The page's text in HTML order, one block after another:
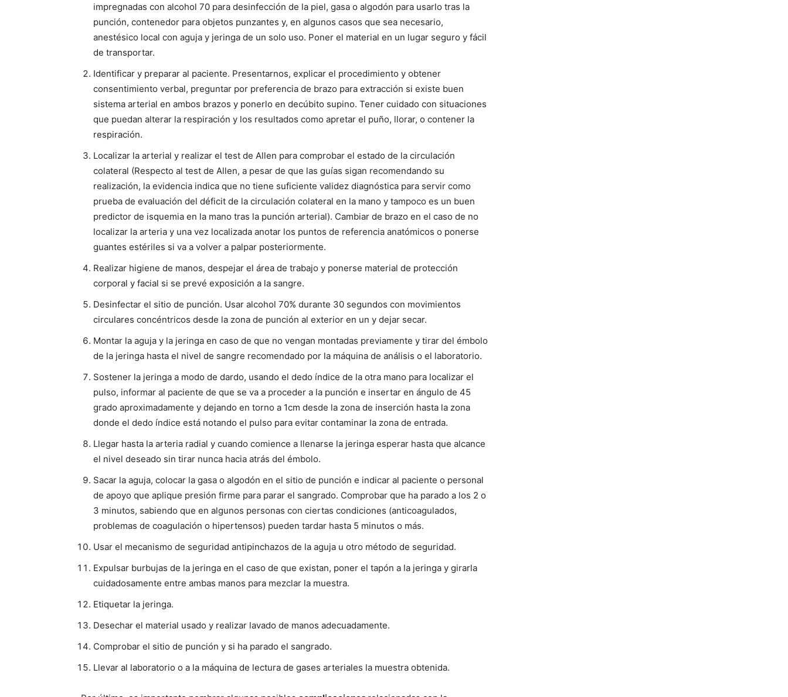
impregnadas con alcohol 70 para desinfección de la piel, gasa o algodón para usarlo tras la
punción, contenedor para objetos punzantes y, en algunos casos que sea necesario,
anestésico local con aguja y jeringa de un solo uso. Poner el material en un lugar seguro y fácil
de transportar.
Identificar y preparar al paciente. Presentarnos, explicar el procedimiento y obtener
consentimiento verbal, preguntar por preferencia de brazo para extracción si existe buen
sistema arterial en ambos brazos y ponerlo en decúbito supino. Tener cuidado con situaciones
que puedan alterar la respiración y los resultados como apretar el puño, llorar, o contener la
respiración.
Localizar la arterial y realizar el test de Allen para comprobar el estado de la circulación
colateral (Respecto al test de Allen, a pesar de que las guías sigan recomendando su
realización, la evidencia indica que no tiene suficiente validez diagnóstica para servir como
prueba de evaluación del déficit de la circulación colateral en la mano y tampoco es un buen
predictor de isquemia en la mano tras la punción arterial). Cambiar de brazo en el caso de no
localizar la arteria y una vez localizada anotar los puntos de referencia anatómicos o ponerse
guantes estériles si va a volver a palpar posteriormente.
Realizar higiene de manos, despejar el área de trabajo y ponerse material de protección
corporal y facial si se prevé exposición a la sangre.
Desinfectar el sitio de punción. Usar alcohol 70% durante 30 segundos con movimientos
circulares concéntricos desde la zona de punción al exterior en un y dejar secar.
Montar la aguja y la jeringa en caso de que no vengan montadas previamente y tirar del émbolo
de la jeringa hasta el nivel de sangre recomendado por la máquina de análisis o el laboratorio.
Sostener la jeringa a modo de dardo, usando el dedo índice de la otra mano para localizar el
pulso, informar al paciente de que se va a proceder a la punción e insertar en ángulo de 45
grado aproximadamente y dejando en torno a 1cm desde la zona de inserción hasta la zona
donde el dedo índice está notando el pulso para evitar contaminar la zona de entrada.
Llegar hasta la arteria radial y cuando comience a llenarse la jeringa esperar hasta que alcance
el nivel deseado sin tirar nunca hacia atrás del émbolo.
Sacar la aguja, colocar la gasa o algodón en el sitio de punción e indicar al paciente o personal
de apoyo que aplique presión firme para parar el sangrado. Comprobar que ha parado a los 2 o
3 minutos, sabiendo que en algunos personas con ciertas condiciones (anticoagulados,
problemas de coagulación o hipertensos) pueden tardar hasta 5 minutos o más.
Usar el mecanismo de seguridad antipinchazos de la aguja u otro método de seguridad.
Expulsar burbujas de la jeringa en el caso de que existan, poner el tapón a la jeringa y girarla
cuidadosamente entre ambas manos para mezclar la muestra.
Etiquetar la jeringa.
Desechar el material usado y realizar lavado de manos adecuadamente.
Comprobar el sitio de punción y si ha parado el sangrado.
Llevar al laboratorio o a la máquina de lectura de gases arteriales la muestra obtenida.